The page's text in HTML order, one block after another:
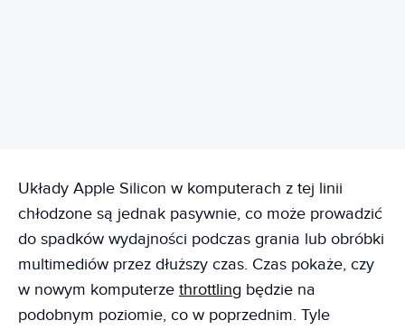
Układy Apple Silicon w komputerach z tej linii
chłodzone są jednak pasywnie, co może prowadzić
do spadków wydajności podczas grania lub obróbki
multimediów przez dłuższy czas. Czas pokaże, czy
w nowym komputerze throttling będzie na
podobnym poziomie, co w poprzednim. Tyle